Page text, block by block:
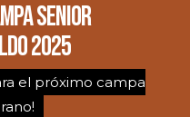
Senior
2025
el próximo campa